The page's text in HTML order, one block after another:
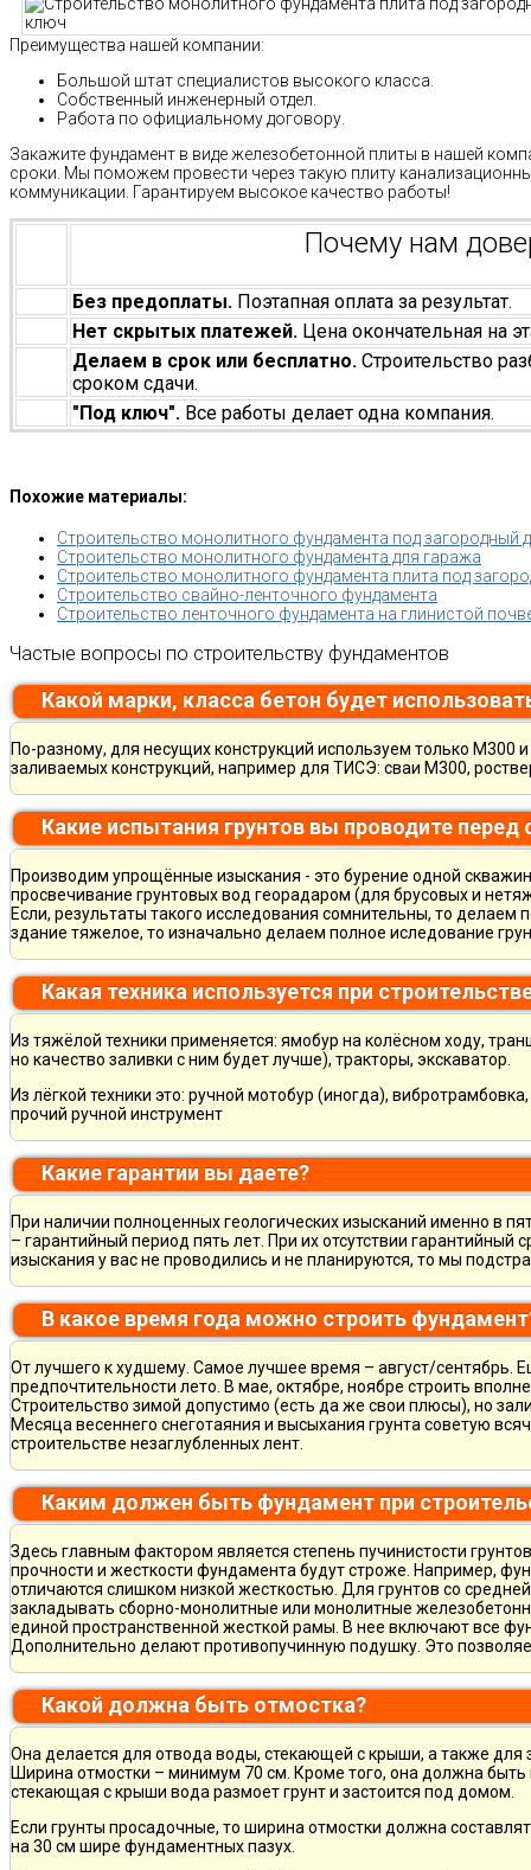
Преимущества нашей компании:
Большой штат специалистов высокого класса.
Собственный инженерный отдел.
Работа по официальному договору.
Закажите фундамент в виде железобетонной плиты в нашей
сроки. Мы поможем провести через такую плиту
коммуникации. Гарантируем высокое качество работы!
Почему нам
Без предоплаты. Поэтапная оплата за результат.
Нет скрытых платежей. Цена окончательная на
Делаем в срок или бесплатно. Строительство
сроком сдачи.
"Под ключ". Все работы делает одна компания.
Похожие материалы:
Строительство монолитного фундамента под загородный
Строительство монолитного фундамента для гаража
Строительство монолитного фундамента плита под
Строительство свайно-ленточного фундамента
Строительство ленточного фундамента на глинистой
Частые вопросы по строительству фундаментов
Какой марки, класса бетон будет
По-разному, для несущих конструкций используем только М300
заливаемых конструкций, например для ТИСЭ: сваи М300,
Какие испытания грунтов вы проводите перед
Производим упрощённые изыскания - это бурение одной
просвечивание грунтовых вод георадаром (для брусовых и
Если, результаты такого исследования сомнительны, то
здание тяжелое, то изначально делаем полное иследование
Какая техника используется при
Из тяжёлой техники применяется: ямобур на колёсном ходу,
но качество заливки с ним будет лучше), тракторы, экскаватор.
Из лёгкой техники это: ручной мотобур (иногда),
прочий ручной инструмент
Какие гарантии вы даете?
При наличии полноценных геологических изысканий именно в
– гарантийный период пять лет. При их отсутствии гарантийный
изыскания у вас не проводились и не планируются, то мы
В какое время года можно строить
От лучшего к худшему. Самое лучшее время – август/сентябрь.
предпочтительности лето. В мае, октябре, ноябре строить
Строительство зимой допустимо (есть да же свои плюсы), но
Месяца весеннего снеготаяния и высыхания грунта советую
строительстве незаглубленных лент.
Каким должен быть фундамент при
Здесь главным фактором является степень пучинистости
прочности и жесткости фундамента будут строже. Например,
отличаются слишком низкой жесткостью. Для грунтов со
закладывать сборно-монолитные или монолитные
единой пространственной жесткой рамы. В нее включают все
Дополнительно делают противопучинную подушку. Это
Какой должна быть отмостка?
Она делается для отвода воды, стекающей с крыши, а также для
Ширина отмостки – минимум 70 см. Кроме того, она должна быть
стекающая с крыши вода размоет грунт и застоится под домом.
Если грунты просадочные, то ширина отмостки должна
на 30 см шире фундаментных пазух.